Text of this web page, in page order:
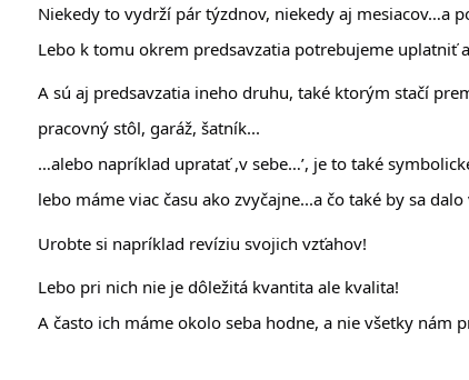
Niekedy to vydrží pár týzdnov, niekedy aj mesiacov…a
Lebo k tomu okrem predsavzatia potrebujeme uplatniť
A sú aj predsavzatia ineho druhu, také ktorým stačí
pracovný stôl, garáž, šatník...
…alebo napríklad upratať ,v sebe…’, je to také
lebo máme viac času ako zvyčajne...a čo také by sa
Urobte si napríklad revíziu svojich vzťahov!
Lebo pri nich nie je dôležitá kvantita ale kvalita!
A často ich máme okolo seba hodne, a nie všetky nám